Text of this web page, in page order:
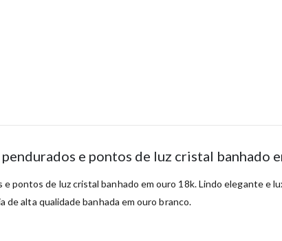
e pontos de luz cristal banhado
pontos de luz cristal banhado em ouro 18k. Lindo elegante
de alta qualidade banhada em ouro branco.